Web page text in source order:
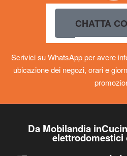
CHATTA
Scrivici su WhatsApp per avere
ubicazione dei negozi, orari e
Da Mobilandia
elettrodomestici